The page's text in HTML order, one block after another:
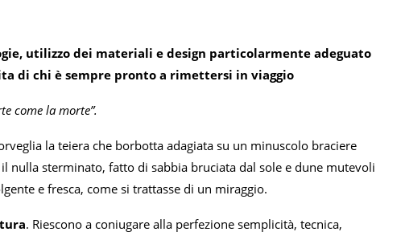
utilizzo dei materiali e design particolarmente adeguato
di chi è sempre pronto a rimettersi in viaggio
come la morte”.
la teiera che borbotta adagiata su un minuscolo braciere
nulla sterminato, fatto di sabbia bruciata dal sole e dune mutevoli
e fresca, come si trattasse di un miraggio.
. Riescono a coniugare alla perfezione semplicità, tecnica,